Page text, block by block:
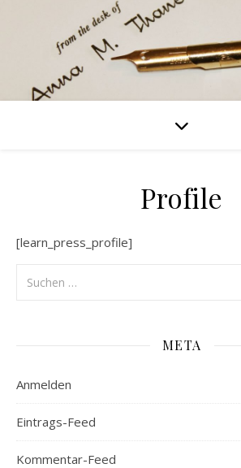
Profile
[learn_press_profile]
META
Anmelden
Eintrags-Feed
Kommentar-Feed